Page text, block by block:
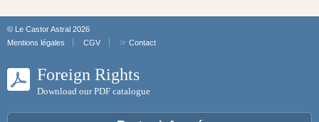
© Le Castor Astral 2026
Mentions légales
CGV ☞ Contact
Foreign Rights
Download our PDF catalogue